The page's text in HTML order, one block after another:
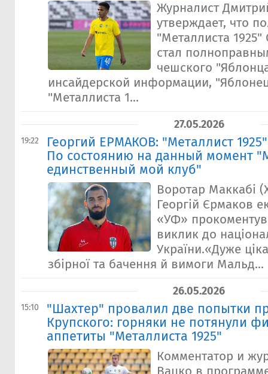
Журналист
утверждает, что
"Металлиста
стал
чешского
инсайдерской информации,
"Металлиста 1...
27.05.2026
19:22
Георгий ЕРМАКОВ: "Металлист
По состоянию на данный момент
единственный мой клуб"
Воротар Маккабі
Георгій Єрмаков
«УФ»
виклик до
України.«Дуже
збірної та бачення й вимоги Мальд...
26.05.2026
15:10
"Шахтер" провалил две попытки
Крупского: горняки не потянули
аппетиты "Металлиста 1925"
Комментатор и